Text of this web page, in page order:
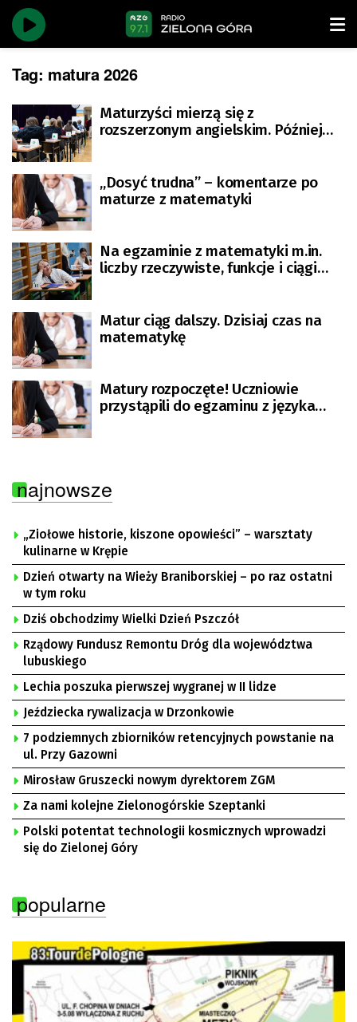
Tag: matura 2026
Maturzyści mierzą się z
rozszerzonym angielskim. Później
„Dosyć trudna” – komentarze po
maturze z matematyki
Na egzaminie z matematyki m.in.
liczby rzeczywiste, funkcje i ciągi
Matur ciąg dalszy. Dzisiaj czas na
matematykę
Matury rozpoczęte! Uczniowie
przystąpili do egzaminu z języka
najnowsze
„Ziołowe historie, kiszone opowieści” – warsztaty
kulinarne w Krępie
Dzień otwarty na Wieży Braniborskiej – po raz ostatni
w tym roku
Dziś obchodzimy Wielki Dzień Pszczół
Rządowy Fundusz Remontu Dróg dla województwa
lubuskiego
Lechia poszuka pierwszej wygranej w II lidze
Jeździecka rywalizacja w Drzonkowie
7 podziemnych zbiorników retencyjnych powstanie na
ul. Przy Gazowni
Mirosław Gruszecki nowym dyrektorem ZGM
Za nami kolejne Zielonogórskie Szeptanki
Polski potentat technologii kosmicznych wprowadzi
się do Zielonej Góry
popularne